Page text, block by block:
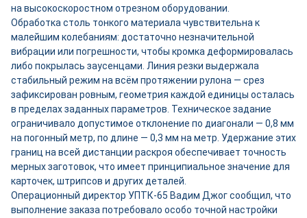
на высокоскоростном отрезном оборудовании.
Обработка столь тонкого материала чувствительна к
малейшим колебаниям: достаточно незначительной
вибрации или погрешности, чтобы кромка деформировалась
либо покрылась заусенцами. Линия резки выдержала
стабильный режим на всём протяжении рулона — срез
зафиксирован ровным, геометрия каждой единицы осталась
в пределах заданных параметров. Техническое задание
ограничивало допустимое отклонение по диагонали — 0,8 мм
на погонный метр, по длине — 0,3 мм на метр. Удержание этих
границ на всей дистанции раскроя обеспечивает точность
мерных заготовок, что имеет принципиальное значение для
карточек, штрипсов и других деталей.
Операционный директор УПТК-65 Вадим Джог сообщил, что
выполнение заказа потребовало особо точной настройки